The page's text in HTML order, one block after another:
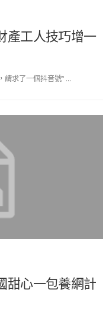
產工人技巧增一
請求了一個抖音號“ …
甜心一包養網計